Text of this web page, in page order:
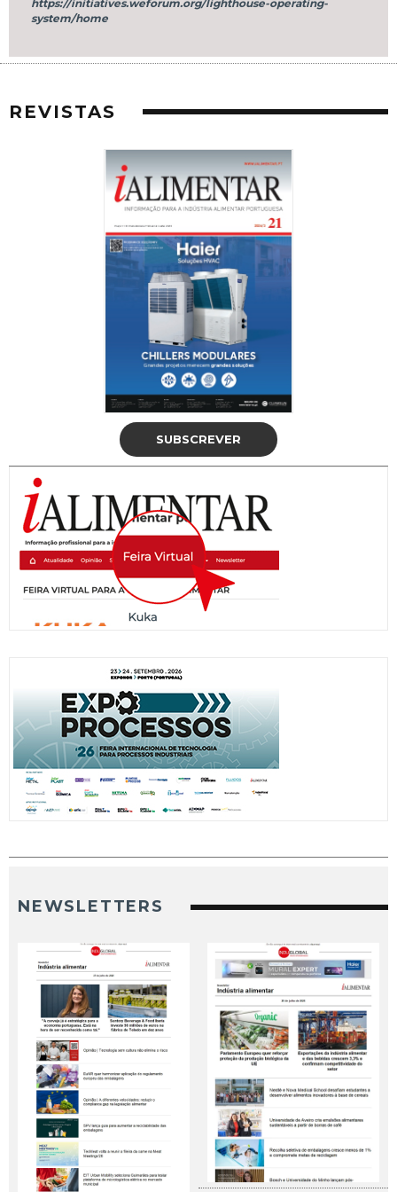
https://initiatives.weforum.org/lighthouse-operating-
system/home
REVISTAS
SUBSCREVER
NEWSLETTERS